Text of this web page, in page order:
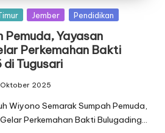
Jember Pendidikan
Pemuda, Yayasan
Perkemahan Bakti
Tugusari
2025
Wiyono Semarak Sumpah Pemuda,
Perkemahan Bakti Bulugading…